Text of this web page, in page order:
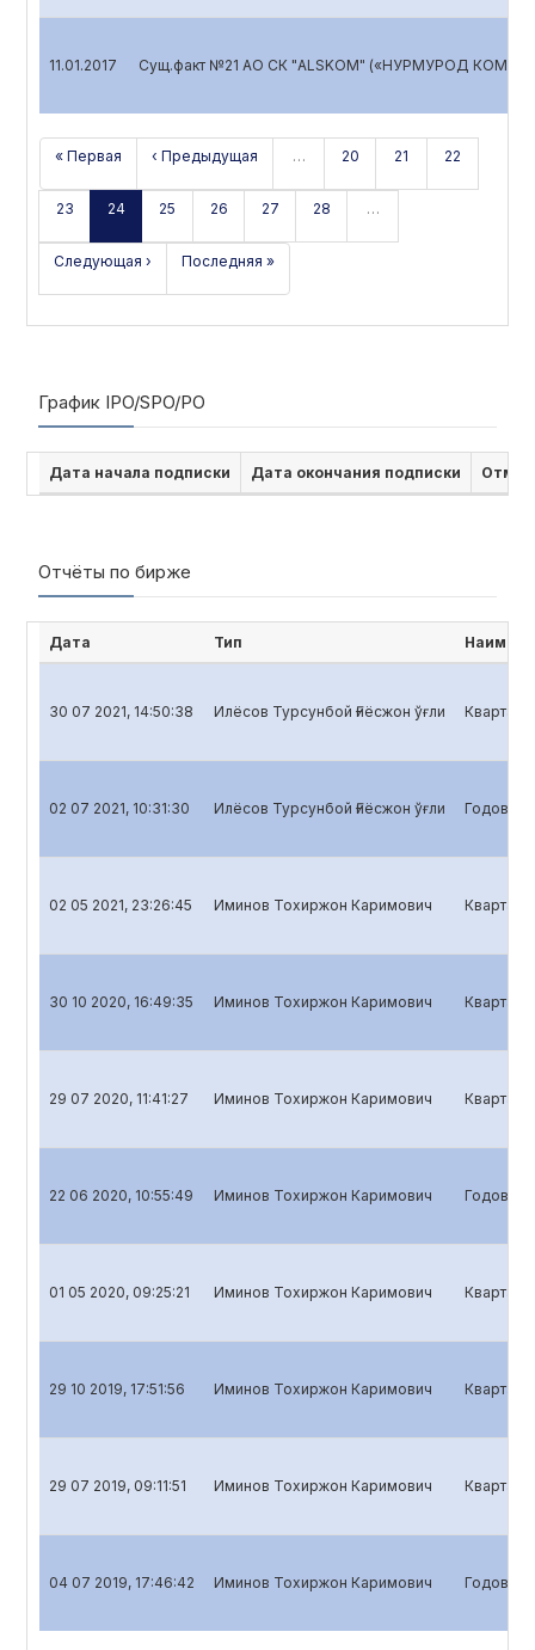
11.01.2017 Сущ.факт №21 АО СК "ALSKOM" («НУРМУРОД
« Первая ‹ Предыдущая … 20 21 22
23 24 25 26 27 28 …
Следующая › Последняя »
График IPO/SPO/PO
Дата начала подписки Дата окончания подписки
Отчёты по бирже
Дата Тип
30 07 2021, 14:50:38 Илёсов Турсунбой Ғиёсжон ўғли
02 07 2021, 10:31:30 Илёсов Турсунбой Ғиёсжон ўғли Годовой
02 05 2021, 23:26:45 Иминов Тохиржон Каримович
30 10 2020, 16:49:35 Иминов Тохиржон Каримович
29 07 2020, 11:41:27 Иминов Тохиржон Каримович
22 06 2020, 10:55:49 Иминов Тохиржон Каримович Годовой
01 05 2020, 09:25:21 Иминов Тохиржон Каримович
29 10 2019, 17:51:56 Иминов Тохиржон Каримович
29 07 2019, 09:11:51 Иминов Тохиржон Каримович
04 07 2019, 17:46:42 Иминов Тохиржон Каримович Годовой